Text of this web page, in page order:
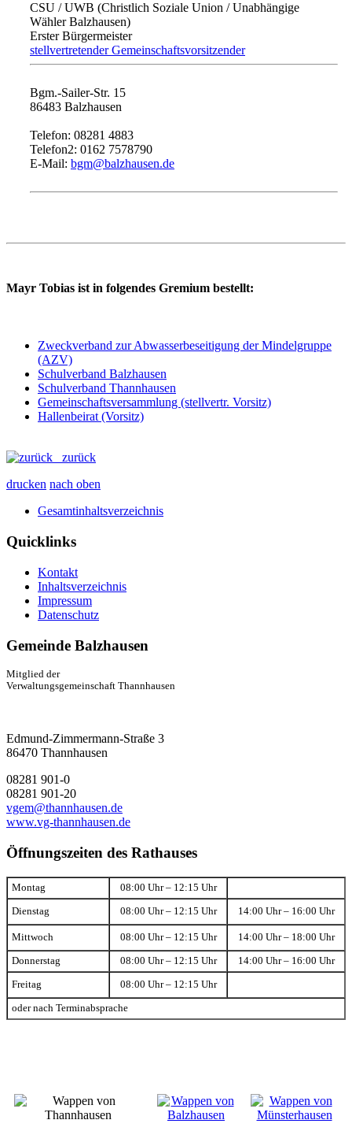
CSU / UWB (Christlich Soziale Union / Unabhängige
Wähler Balzhausen)
Erster Bürgermeister
stellvertretender Gemeinschaftsvorsitzender
Bgm.-Sailer-Str. 15
86483 Balzhausen
Telefon: 08281 4883
Telefon2: 0162 7578790
E-Mail: bgm@balzhausen.de
Mayr Tobias ist in folgendes Gremium bestellt:
Zweckverband zur Abwasserbeseitigung der Mindelgruppe
(AZV)
Schulverband Balzhausen
Schulverband Thannhausen
Gemeinschaftsversammlung (stellvertr. Vorsitz)
Hallenbeirat (Vorsitz)
zurück
drucken nach oben
Gesamtinhaltsverzeichnis
Quicklinks
Kontakt
Inhaltsverzeichnis
Impressum
Datenschutz
Gemeinde Balzhausen
Mitglied der
Verwaltungsgemeinschaft Thannhausen
Edmund-Zimmermann-Straße 3
86470 Thannhausen
08281 901-0
08281 901-20
vgem@thannhausen.de
www.vg-thannhausen.de
Öffnungszeiten des Rathauses
Montag 08:00 Uhr – 12:15 Uhr
Dienstag 08:00 Uhr – 12:15 Uhr 14:00 Uhr – 16:00 Uhr
Mittwoch 08:00 Uhr – 12:15 Uhr 14:00 Uhr – 18:00 Uhr
Donnerstag 08:00 Uhr – 12:15 Uhr 14:00 Uhr – 16:00 Uhr
Freitag 08:00 Uhr – 12:15 Uhr
oder nach Terminabsprache